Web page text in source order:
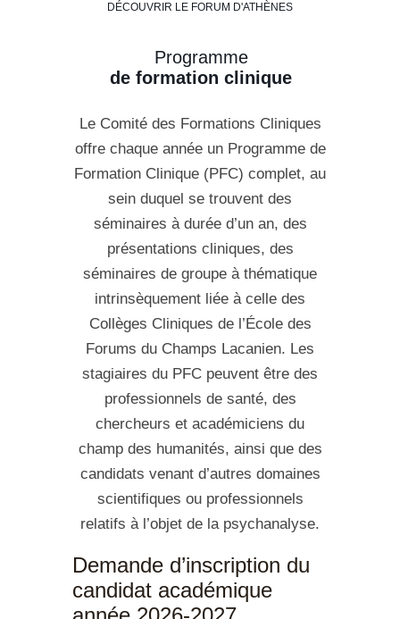
DÉCOUVRIR LE FORUM D'ATHÈNES
Programme
de formation clinique
Le Comité des Formations Cliniques
offre chaque année un Programme de
Formation Clinique (PFC) complet, au
sein duquel se trouvent des
séminaires à durée d’un an, des
présentations cliniques, des
séminaires de groupe à thématique
intrinsèquement liée à celle des
Collèges Cliniques de l’École des
Forums du Champs Lacanien. Les
stagiaires du PFC peuvent être des
professionnels de santé, des
chercheurs et académiciens du
champ des humanités, ainsi que des
candidats venant d’autres domaines
scientifiques ou professionnels
relatifs à l’objet de la psychanalyse.
Demande d’inscription du
candidat académique